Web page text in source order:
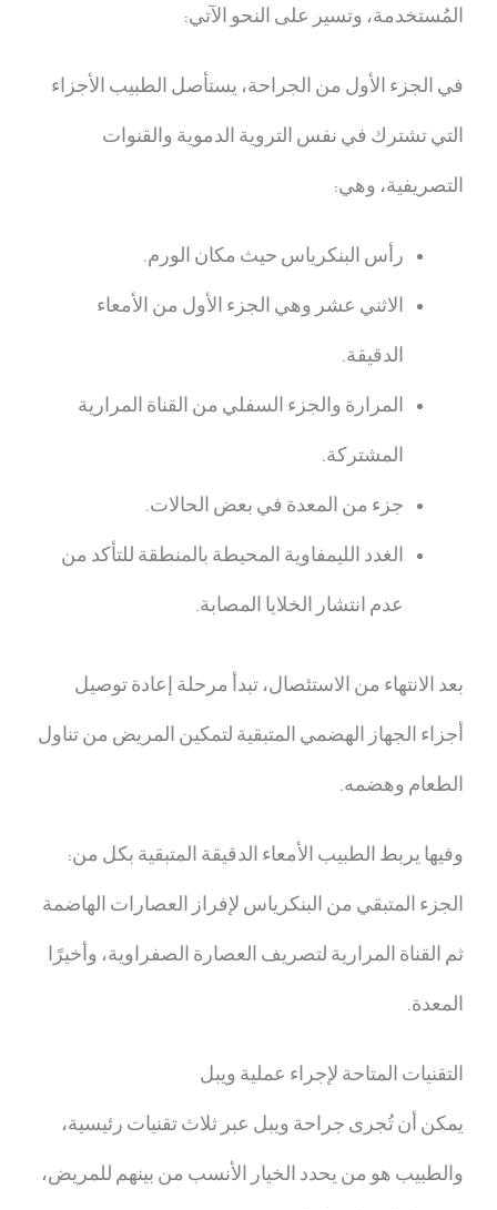
المُستخدمة، وتسير على النحو الآتي:
في الجزء الأول من الجراحة، يستأصل الطبيب الأجزاء
التي تشترك في نفس التروية الدموية والقنوات
التصريفية، وهي:
رأس البنكرياس حيث مكان الورم.
الاثني عشر وهي الجزء الأول من الأمعاء
الدقيقة.
المرارة والجزء السفلي من القناة المرارية
المشتركة.
جزء من المعدة في بعض الحالات.
الغدد الليمفاوية المحيطة بالمنطقة للتأكد من
عدم انتشار الخلايا المصابة.
بعد الانتهاء من الاستئصال، تبدأ مرحلة إعادة توصيل
أجزاء الجهاز الهضمي المتبقية لتمكين المريض من تناول
الطعام وهضمه.
وفيها يربط الطبيب الأمعاء الدقيقة المتبقية بكل من:
الجزء المتبقي من البنكرياس لإفراز العصارات الهاضمة
ثم القناة المرارية لتصريف العصارة الصفراوية، وأخيرًا
المعدة.
التقنيات المتاحة لإجراء عملية ويبل
يمكن أن تُجرى جراحة ويبل عبر ثلاث تقنيات رئيسية،
والطبيب هو من يحدد الخيار الأنسب من بينهم للمريض،